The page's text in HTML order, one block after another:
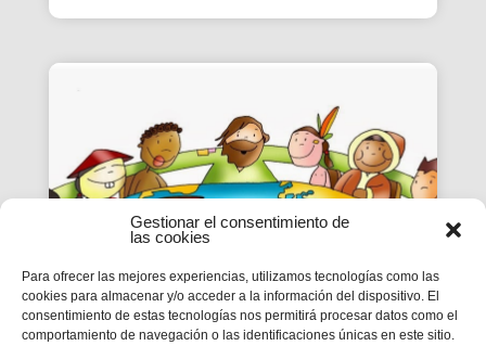
Gestionar el consentimiento de
las cookies
Para ofrecer las mejores experiencias, utilizamos tecnologías como las
cookies para almacenar y/o acceder a la información del dispositivo. El
consentimiento de estas tecnologías nos permitirá procesar datos como el
comportamiento de navegación o las identificaciones únicas en este sitio.
EPI | CICLE B- XX